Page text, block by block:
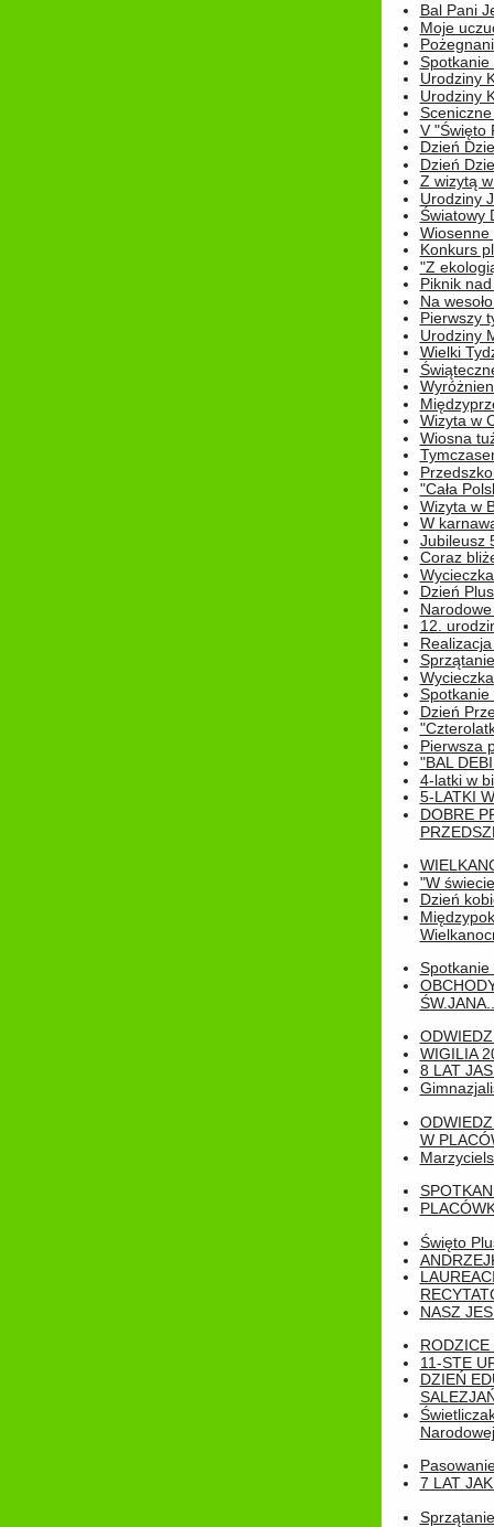
Bal Pani
Moje
Spotkanie
Urodziny
Urodziny
V "Święto
Dzień
Dzień
Z wizytą
Urodziny
Światowy
Wiosenne
Konkurs
"Z
Piknik
Na
Pierwszy
Urodziny
Wielki
Wizyta w
Wiosna
"Cała
Wizyta w
W
Jubileusz
Coraz
Dzień
12.
Spotkanie
Dzień
Pierwsza
"BAL
4-latki w
5-LATKI
DOBRE
"W
Dzień
Spotkanie
WIGILIA
8 LAT
W
Święto
NASZ
RODZICE
11-STE
DZIEŃ
Narodowej
7 LAT